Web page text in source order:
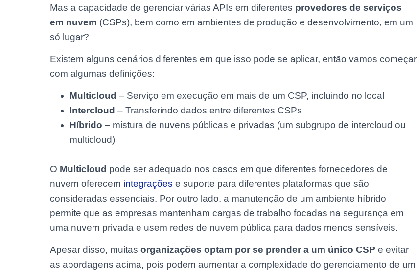
Mas a capacidade de gerenciar várias APIs em diferentes provedores de serviços
em nuvem (CSPs), bem como em ambientes de produção e desenvolvimento, em um
só lugar?
Existem alguns cenários diferentes em que isso pode se aplicar, então vamos começar
com algumas definições:
Multicloud – Serviço em execução em mais de um CSP, incluindo no local
Intercloud – Transferindo dados entre diferentes CSPs
Híbrido – mistura de nuvens públicas e privadas (um subgrupo de intercloud ou
multicloud)
O Multicloud pode ser adequado nos casos em que diferentes fornecedores de
nuvem oferecem integrações e suporte para diferentes plataformas que são
consideradas essenciais. Por outro lado, a manutenção de um ambiente híbrido
permite que as empresas mantenham cargas de trabalho focadas na segurança em
uma nuvem privada e usem redes de nuvem pública para dados menos sensíveis.
Apesar disso, muitas organizações optam por se prender a um único CSP e evitar
as abordagens acima, pois podem aumentar a complexidade do gerenciamento de um